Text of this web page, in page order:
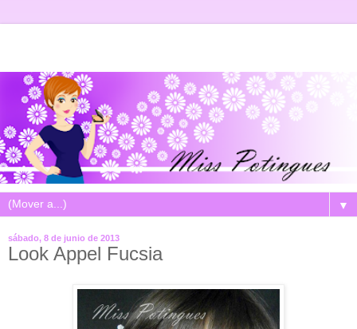
▼
sábado, 8 de junio de 2013
Look Appel Fucsia